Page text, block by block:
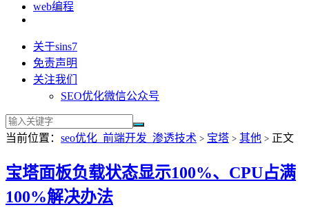
web编程
关于sins7
免责声明
关注我们
SEO优化微信公众号
当前位置： seo优化_前端开发_渗透技术 > 宝塔 > 其他 > 正文
宝塔面板负载状态显示100%、CPU占满
100%解决办法